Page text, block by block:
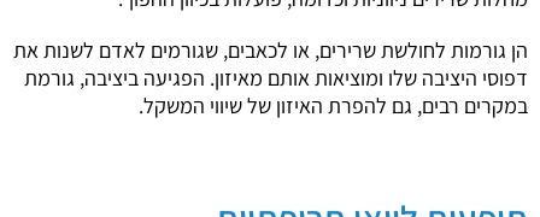
הן גורמות לחולשת שרירים, או לכאבים, שגורמים לאדם לשנות את
דפוסי היציבה שלו ומוציאות אותם מאיזון. הפגיעה ביציבה, גורמת
במקרים רבים, גם להפרת האיזון של שיווי המשקל.